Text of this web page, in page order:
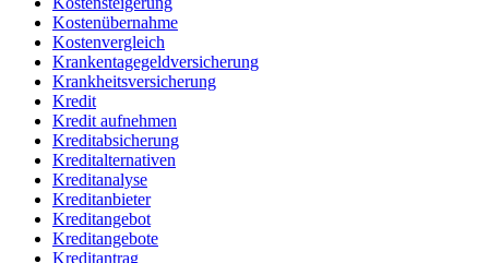
Kostenübernahme
Kostenvergleich
Krankentagegeldversicherung
Krankheitsversicherung
Kredit
Kredit aufnehmen
Kreditabsicherung
Kreditalternativen
Kreditanalyse
Kreditanbieter
Kreditangebot
Kreditangebote
Kreditantrag